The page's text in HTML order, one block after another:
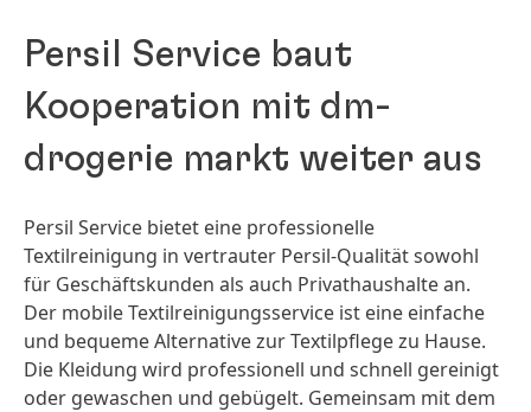
Persil Service baut
Kooperation mit dm-
drogerie markt weiter aus
Persil Service bietet eine professionelle
Textilreinigung in vertrauter Persil-Qualität sowohl
für Geschäftskunden als auch Privathaushalte an.
Der mobile Textilreinigungsservice ist eine einfache
und bequeme Alternative zur Textilpflege zu Hause.
Die Kleidung wird professionell und schnell gereinigt
oder gewaschen und gebügelt. Gemeinsam mit dem